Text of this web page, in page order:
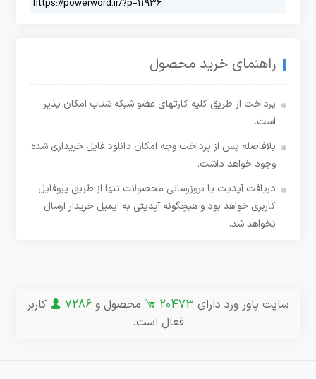
راهنمای خرید محصول
پرداخت از طریق کلیه کارتهای عضو شبکه شتاب امکان پذیر
است.
بلافاصله پس از پرداخت وجه امکان دانلود فایل خریداری شده
وجود خواهد داشت.
دریافت آپدیت یا بروزرسانی محصولات تنها از طریق پروفایل
کاربری خواهد بود و هیچگونه آپدیتی به ایمیل خریدار ارسال
نخواهد شد.
سایت پاور ورد دارای 20473 محصول و 7286
کاربر
فعال است.